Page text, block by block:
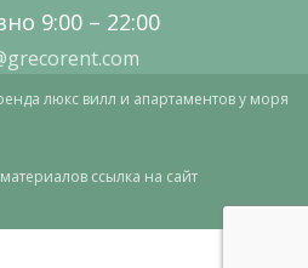
9:00 – 22:00
люкс вилл и апартаментов у моря
ссылка на сайт